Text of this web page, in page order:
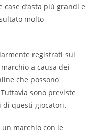
case d’asta più grandi e
molto
registrati sul
a causa dei
che possono
sono previste
questi giocatori.
un marchio con le